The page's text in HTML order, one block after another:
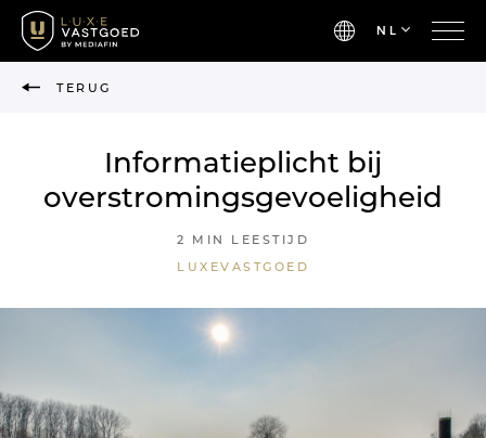
NL
TERUG
Informatieplicht bij
overstromingsgevoeligheid
2 MIN LEESTIJD
LUXEVASTGOED